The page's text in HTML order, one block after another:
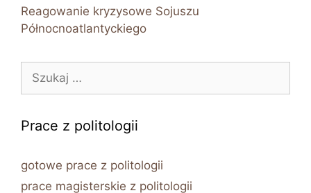
Reagowanie kryzysowe Sojuszu
Północnoatlantyckiego
Prace z politologii
gotowe prace z politologii
prace magisterskie z politologii